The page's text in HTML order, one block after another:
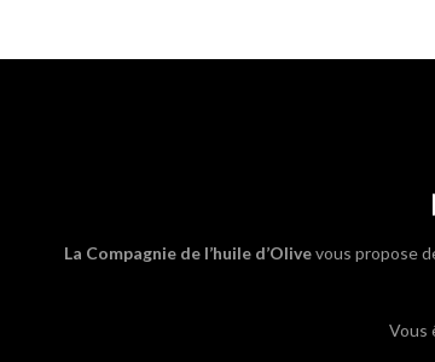
La Compagnie de l’huile d’Olivevous propose
Vous